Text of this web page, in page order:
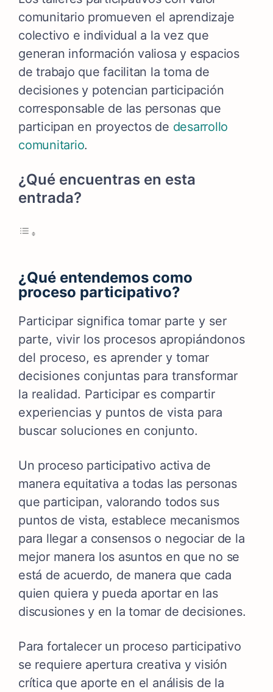
comunitario promueven el aprendizaje
colectivo e individual a la vez que
generan información valiosa y espacios
de trabajo que facilitan la toma de
decisiones y potencian participación
corresponsable de las personas que
participan en proyectos de desarrollo
comunitario.
¿Qué encuentras en esta
entrada?
¿Qué entendemos como
proceso participativo?
Participar significa tomar parte y ser
parte, vivir los procesos apropiándonos
del proceso, es aprender y tomar
decisiones conjuntas para transformar
la realidad. Participar es compartir
experiencias y puntos de vista para
buscar soluciones en conjunto.
Un proceso participativo activa de
manera equitativa a todas las personas
que participan,valorando todos sus
puntos de vista, establece mecanismos
para llegar a consensos o negociar de la
mejor manera los asuntos en que no se
está de acuerdo, de manera que cada
quien quiera y pueda aportar en las
discusiones y en la tomar de decisiones.
Para fortalecer un proceso participativo
se requiere apertura creativa y visión
crítica que aporte en el análisis de la